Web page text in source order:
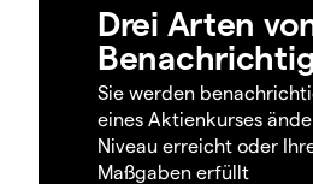
Drei Arten
Sie werden
eines Aktienkurses
Niveau erreicht oder
Maßgaben erfüllt